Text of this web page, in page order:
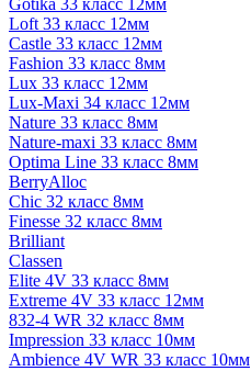
Gotika 33 класс 12мм
Loft 33 класс 12мм
Castle 33 класс 12мм
Fashion 33 класс 8мм
Lux 33 класс 12мм
Lux-Maxi 34 класс 12мм
Nature 33 класс 8мм
Nature-maxi 33 класс 8мм
Optima Line 33 класс 8мм
BerryAlloc
Chic 32 класс 8мм
Finesse 32 класс 8мм
Brilliant
Classen
Elite 4V 33 класс 8мм
Extreme 4V 33 класс 12мм
832-4 WR 32 класс 8мм
Impression 33 класс 10мм
Ambience 4V WR 33 класс 10мм